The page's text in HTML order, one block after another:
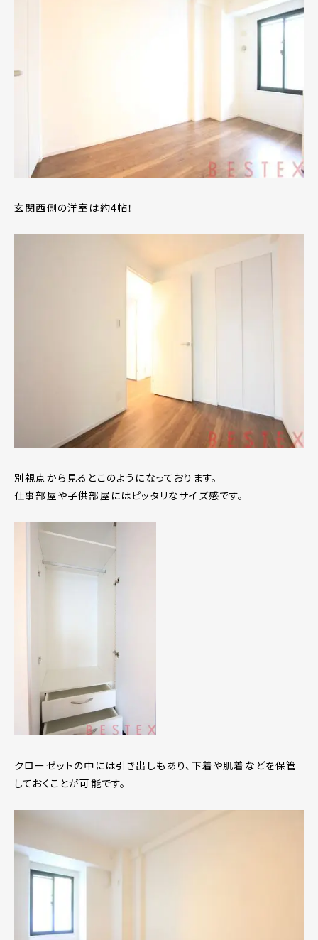
玄関西側の洋室は約4帖！
別視点から見るとこのようになっております。
仕事部屋や子供部屋にはピッタリなサイズ感です。
クローゼットの中には引き出しもあり、下着や肌着などを保管
しておくことが可能です。